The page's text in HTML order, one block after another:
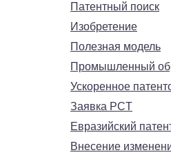
Патентный поиск
Изобретение
Полезная модель
Промышленный
Ускоренное
Заявка PCT
Евразийский
Внесение